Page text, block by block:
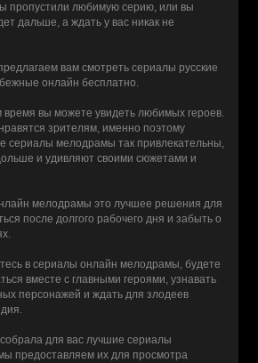
пропустили любимую серию, или вы
дальше, а ждать у вас никак не
вам смотреть сериалы русские
онлайн бесплатно.
вы можете увидеть любимых героев.
зрителям, именно поэтому
сериалы мелодрамы так привлекательны,
и удивляют своими сюжетами и
мелодрамы это лучшее решения для
после долгого рабочего дня и забыть о
в сериалы онлайн мелодрамы, будете
вместе с главными героями, узнавать
персонажей и ждать для злодеев
для вас лучшие сериалы
предоставляем их для просмотра